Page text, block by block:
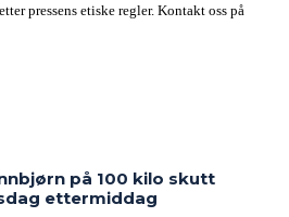
pressens etiske regler. Kontakt oss på
på 100 kilo skutt
ettermiddag